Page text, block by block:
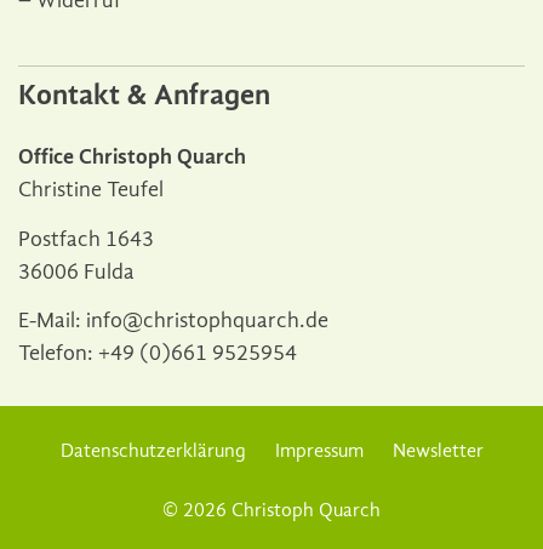
Kontakt & Anfragen
Office Christoph Quarch
Christine Teufel
Postfach 1643
36006 Fulda
E-Mail: info@christophquarch.de
Telefon: +49 (0)661 9525954
Datenschutzerklärung Impressum Newsletter
© 2026 Christoph Quarch